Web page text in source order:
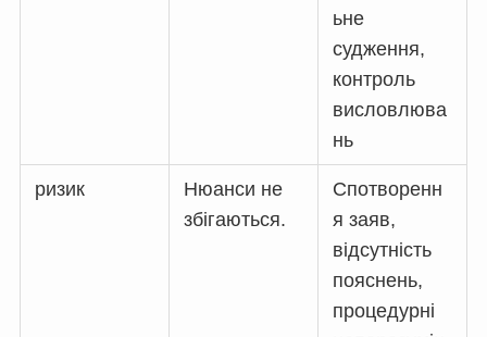
ьне
судження,
контроль
висловлюва
нь
ризик
Нюанси не
збігаються.
Спотворенн
я заяв,
відсутність
пояснень,
процедурні